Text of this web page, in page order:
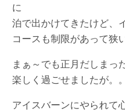
に
泊で出かけてきたけど、
コースも制限があって狭
まぁ～でも正月だしまっ
楽しく過ごせましたが。。
アイスバーンにやられて